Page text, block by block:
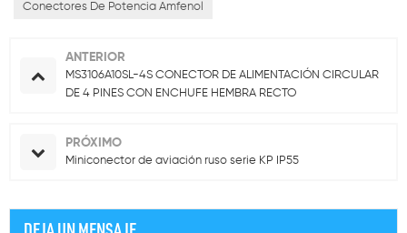
Conectores De Potencia Amfenol
ANTERIOR
MS3106A10SL-4S CONECTOR DE ALIMENTACIÓN CIRCULAR
DE 4 PINES CON ENCHUFE HEMBRA RECTO
PRÓXIMO
Miniconector de aviación ruso serie KP IP55